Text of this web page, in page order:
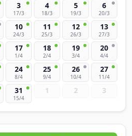
3
17/3
4
18/3
5
19/3
6
20/3
10
24/3
11
25/3
12
26/3
13
27/3
17
1/4
18
2/4
19
3/4
20
4/4
24
8/4
25
9/4
26
10/4
27
11/4
31
15/4
1 2 3